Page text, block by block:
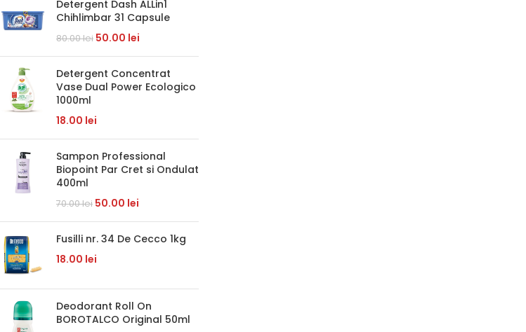
Detergent Dash ALLin1
Chihlimbar 31 Capsule
80.00lei 50.00 lei
Detergent Concentrat
Vase Dual Power Ecologico
1000ml
18.00 lei
Sampon Professional
Biopoint Par Cret si Ondulat
400ml
70.00lei 50.00 lei
Fusilli nr. 34 De Cecco 1kg
18.00 lei
Deodorant Roll On
BOROTALCO Original 50ml